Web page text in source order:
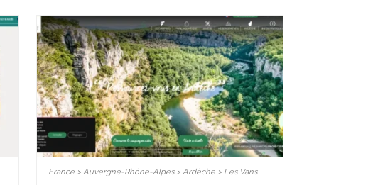
France > Auvergne-Rhône-Alpes > Ardèche > Les Vans